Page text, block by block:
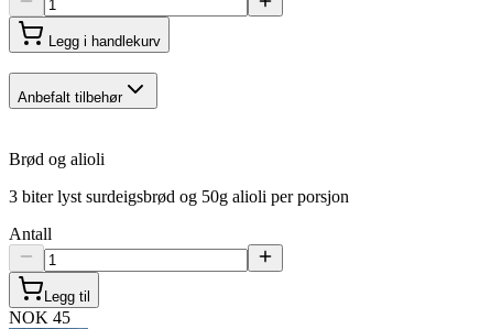
Legg i handlekurv
Anbefalt tilbehør
Brød og alioli
3 biter lyst surdeigsbrød og 50g alioli per porsjon
Antall
Legg til
NOK 45